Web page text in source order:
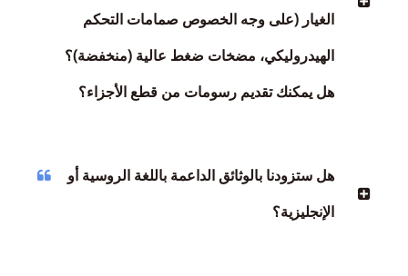
الغيار (على وجه الخصوص صمامات التحكم
الهيدروليكي، مضخات ضغط عالية (منخفضة)؟
هل يمكنك تقديم رسومات من قطع الأجزاء؟
هل ستزودنا بالوثائق الداعمة باللغة الروسية أو
الإنجليزية؟